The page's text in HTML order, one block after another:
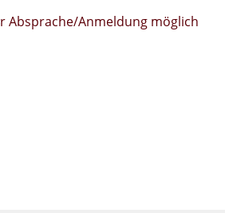
Absprache/Anmeldung möglich